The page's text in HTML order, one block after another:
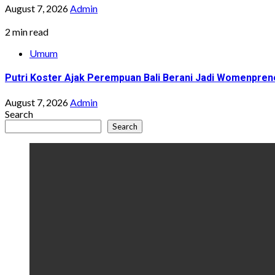
August 7, 2026Admin
2 min read
Umum
Putri Koster Ajak Perempuan Bali Berani Jadi
August 7, 2026Admin
Search
Search